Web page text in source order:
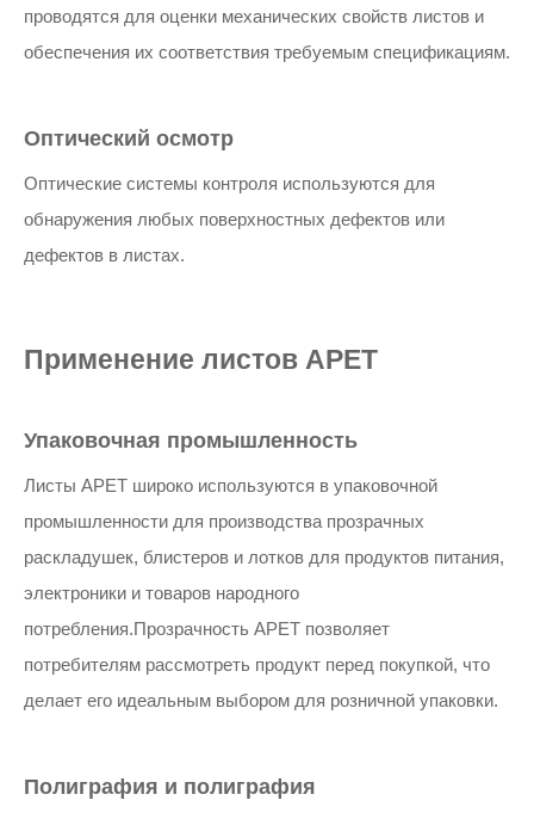
проводятся для оценки механических свойств листов и
обеспечения их соответствия требуемым спецификациям.
Оптический осмотр
Оптические системы контроля используются для
обнаружения любых поверхностных дефектов или
дефектов в листах.
Применение листов APET
Упаковочная промышленность
Листы APET широко используются в упаковочной
промышленности для производства прозрачных
раскладушек, блистеров и лотков для продуктов питания,
электроники и товаров народного
потребления.Прозрачность APET позволяет
потребителям рассмотреть продукт перед покупкой, что
делает его идеальным выбором для розничной упаковки.
Полиграфия и полиграфия